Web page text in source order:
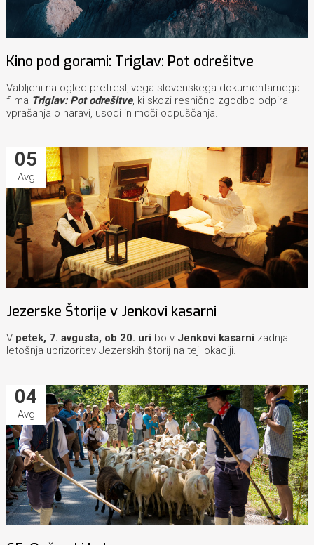
Kino pod gorami: Triglav: Pot odrešitve
Vabljeni na ogled pretresljivega slovenskega dokumentarnega
filma Triglav: Pot odrešitve, ki skozi resnično zgodbo odpira
vprašanja o naravi, usodi in moči odpuščanja.
05
Avg
Jezerske Štorije v Jenkovi kasarni
V petek, 7. avgusta, ob 20. uri bo v Jenkovi kasarni zadnja
letošnja uprizoritev Jezerskih štorij na tej lokaciji.
04
Avg